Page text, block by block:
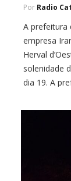
Por Radio
A prefeitura
empresa
Herval
solenidade
dia 19. A
Saúde e